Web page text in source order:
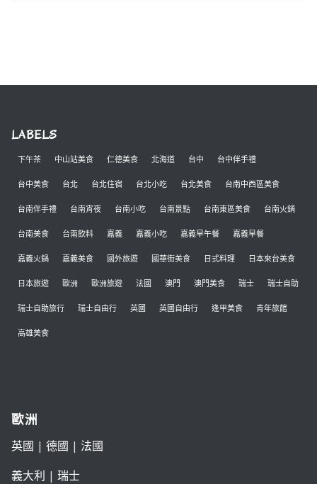
LABELS
下午茶 中山站美食 仁德美食 北海道 台中 台中伴手禮
台中美食 台北 台北住宿 台北小吃 台北美食 台南中西區美食
台南伴手禮 台南宵夜 台南小吃 台南景點 台南東區美食 台南火鍋
台南美食 台南飲料 嘉義 嘉義小吃 嘉義早午餐 嘉義早餐
嘉義火鍋 嘉義美食 國外旅遊 國華街美食 日式料理 日本來台美食
日本旅遊 歐洲 歐洲旅遊 法國 澳門 澳門美食 瑞士 瑞士自助
瑞士自助旅行 瑞士自由行 英國 英國自由行 逢甲美食 青年旅館
高雄美食
歐洲
英國 | 德國 | 法國
義大利 | 瑞士